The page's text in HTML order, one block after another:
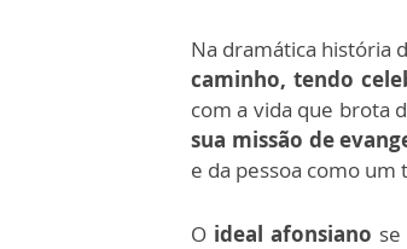
Na dramática história
caminho, tendo
com a vida que brota
sua missão de
e da pessoa como um
O ideal afonsiano